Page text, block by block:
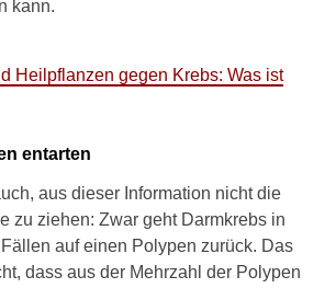
kann.
Heilpflanzen gegen Krebs: Was ist
entarten
aus dieser Information nicht die
zu ziehen: Zwar geht Darmkrebs in
auf einen Polypen zurück. Das
dass aus der Mehrzahl der Polypen